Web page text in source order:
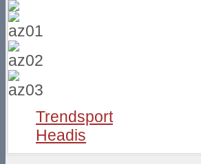
Trendsport
Headis